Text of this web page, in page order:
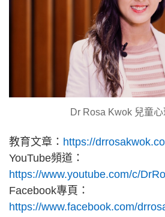
Dr Rosa Kwok 兒童
教育文章： https://
YouTube頻道：
https://www.youtube.com/c/
Facebook專頁：
https://www.facebook.com/